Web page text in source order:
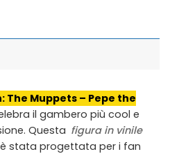
The Muppets – Pepe the
il gambero più cool e
Questa figura in vinile
è stata progettata per i fan